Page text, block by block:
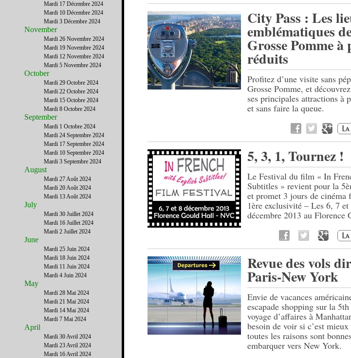
City Pass : Les
emblématiques
Grosse Pomme
réduits
Profitez d’une visite sans
Grosse Pomme, et
ses principales attractions à
et sans faire la queue.
5, 3, 1, Tournez !
Le Festival du film « In
Subtitles » revient pour la
et promet 3 jours de cinéma
1ère exclusivité – Les 6, 7 et
décembre 2013 au Florence
Revue des vols
Paris-New York
Envie de vacances
escapade shopping sur la 5th
voyage d’affaires à
besoin de voir si c’est mieux
toutes les raisons sont
embarquer vers New York.
Mardi 17 Décembre 2024
Mardi 10 Décembre 2024
Mardi 3 Décembre 2024
November
Mardi 26 Novembre 2024
Mardi 19 Novembre 2024
Mardi 12 Novembre 2024
Mardi 5 Novembre 2024
October
Mardi 29 Octobre 2024
Mardi 22 Octobre 2024
Mardi 15 Octobre 2024
Mardi 8 Octobre 2024
September
Mardi 1 Octobre 2024
Mardi 24 Septembre 2024
Mardi 17 Septembre 2024
Mardi 10 Septembre 2024
Mardi 3 Septembre 2024
August
Mardi 27 Août 2024
Mardi 20 Août 2024
Mardi 13 Août 2024
July
Mardi 30 Juillet 2024
Mardi 16 Juillet 2024
Mardi 2 Juillet 2024
June
Mardi 25 Juin 2024
Mardi 18 Juin 2024
Mardi 11 Juin 2024
Mardi 4 Juin 2024
May
Mardi 28 Mai 2024
Mardi 21 Mai 2024
Mardi 14 Mai 2024
Mardi 7 Mai 2024
April
Mardi 30 Avril 2024
Mardi 23 Avril 2024
Mardi 16 Avril 2024